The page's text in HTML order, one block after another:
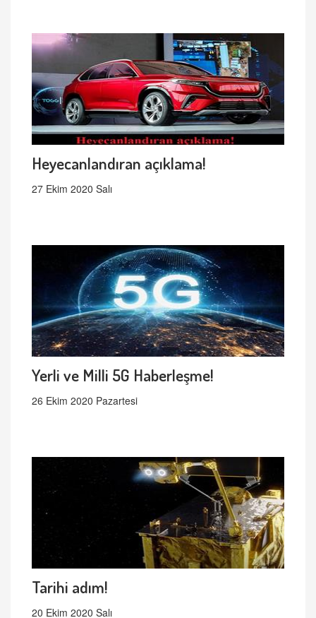
Heyecanlandıran açıklama!
27 Ekim 2020 Salı
Yerli ve Milli 5G Haberleşme!
26 Ekim 2020 Pazartesi
Tarihi adım!
20 Ekim 2020 Salı